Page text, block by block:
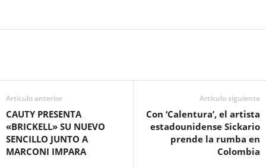
Artículo anterior
CAUTY PRESENTA
«BRICKELL» SU NUEVO
SENCILLO JUNTO A
MARCONI IMPARA
Artículo siguiente
Con ‘Calentura’, el artista
estadounidense Sickario
prende la rumba en
Colombia